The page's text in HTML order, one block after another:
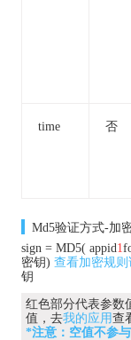
time 否
Md5验证方式-加
sign = MD5( appid1
密钥) 查看加密规则
钥
红色部分代表参数
值，去我的应用查
*注意：空值不参与